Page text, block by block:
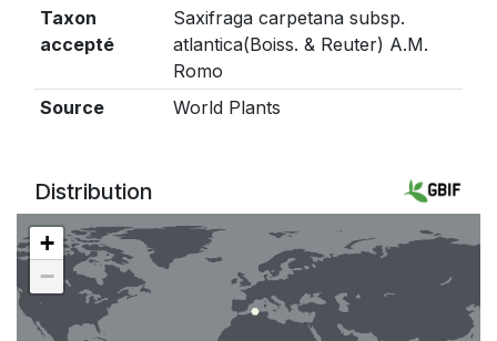
Taxon
accepté
Saxifraga carpetana subsp.
atlantica(Boiss. & Reuter) A.M.
Romo
Source
World Plants
Distribution
+
−